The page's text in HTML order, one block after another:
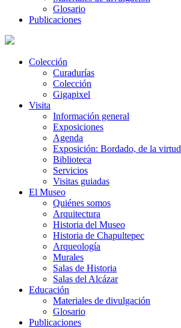
Glosario
Publicaciones
Colección
Curadurías
Colección
Gigapixel
Visita
Información general
Exposiciones
Agenda
Exposición: Bordado, de la virtud
Biblioteca
Servicios
Visitas guiadas
El Museo
Quiénes somos
Arquitectura
Historia del Museo
Historia de Chapultepec
Arqueología
Murales
Salas de Historia
Salas del Alcázar
Educación
Materiales de divulgación
Glosario
Publicaciones